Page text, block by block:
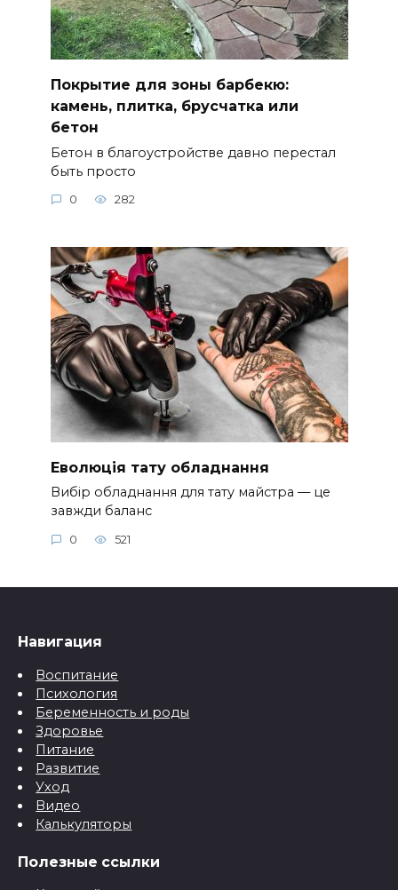
Покрытие для зоны барбекю:
камень, плитка, брусчатка или
бетон
Бетон в благоустройстве давно перестал
быть просто
0 282
Еволюція тату обладнання
Вибір обладнання для тату майстра — це
завжди баланс
0 521
Навигация
Воспитание
Психология
Беременность и роды
Здоровье
Питание
Развитие
Уход
Видео
Калькуляторы
Полезные ссылки